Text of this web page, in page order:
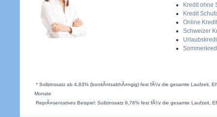
Kredit ohne
Kredit
Online Kredit
Schweizer
* Sollzinssatz ab 4,83% (bonitÃ¤tsabhÃ¤ngig) fest fÃ¼r die gesamte Laufzeit,
Monate
ReprÃ¤sentatives Beispiel: Sollzinssatz 6,76% fest fÃ¼r die gesamte Laufzeit,